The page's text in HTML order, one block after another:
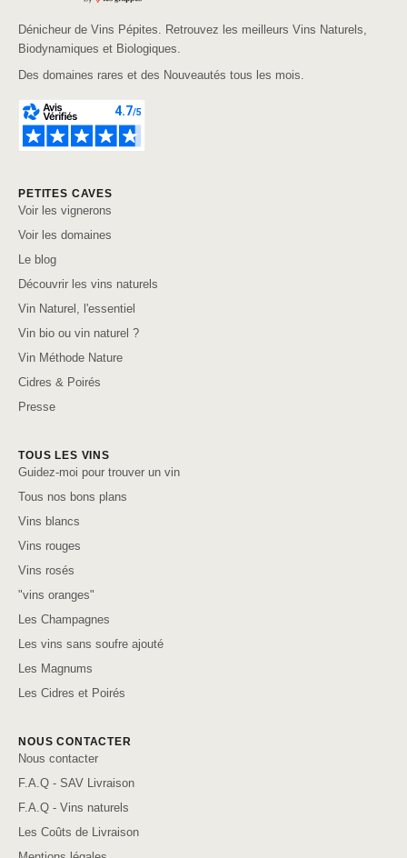
Dénicheur de Vins Pépites. Retrouvez les meilleurs Vins Naturels,
Biodynamiques et Biologiques.
Des domaines rares et des Nouveautés tous les mois.
PETITES CAVES
Voir les vignerons
Voir les domaines
Le blog
Découvrir les vins naturels
Vin Naturel, l'essentiel
Vin bio ou vin naturel ?
Vin Méthode Nature
Cidres & Poirés
Presse
TOUS LES VINS
Guidez-moi pour trouver un vin
Tous nos bons plans
Vins blancs
Vins rouges
Vins rosés
"vins oranges"
Les Champagnes
Les vins sans soufre ajouté
Les Magnums
Les Cidres et Poirés
NOUS CONTACTER
Nous contacter
F.A.Q - SAV Livraison
F.A.Q - Vins naturels
Les Coûts de Livraison